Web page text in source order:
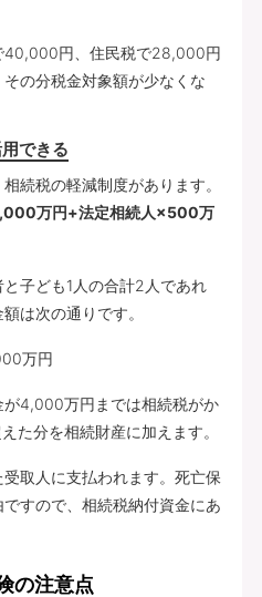
40,000円、住民税で28,000円
の分税金対象額が少なくな
できる
続税の軽減制度があります。
万円+法定相続人×500万
子ども1人の合計2人であれ
は次の通りです。
万円
が4,000万円までは相続税がか
た分を相続財産に加えます。
取人に支払われます。死亡保
すので、相続税納付資金にあ
の注意点